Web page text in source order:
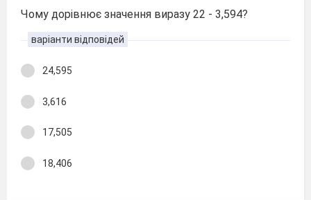
Чому дорівнює значення виразу 22 - 3,594?
варіанти відповідей
24,595
3,616
17,505
18,406